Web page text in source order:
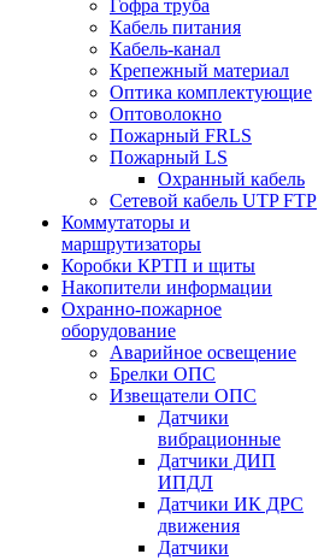
Гофра труба
Кабель питания
Кабель-канал
Крепежный материал
Оптика комплектующие
Оптоволокно
Пожарный FRLS
Пожарный LS
Охранный кабель
Сетевой кабель UTP FTP
Коммутаторы и
маршрутизаторы
Коробки КРТП и щиты
Накопители информации
Охранно-пожарное
оборудование
Аварийное освещение
Брелки ОПС
Извещатели ОПС
Датчики
вибрационные
Датчики ДИП
ИПДЛ
Датчики ИК ДРС
движения
Датчики